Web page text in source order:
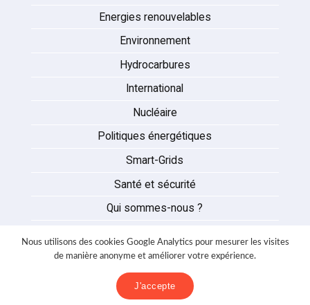
Energies renouvelables
Environnement
Hydrocarbures
International
Nucléaire
Politiques énergétiques
Smart-Grids
Santé et sécurité
Qui sommes-nous ?
Partenaires
Nous contacter
Nous utilisons des cookies Google Analytics pour mesurer les visites
de manière anonyme et améliorer votre expérience.
J'accepte